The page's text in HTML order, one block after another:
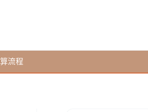
流程